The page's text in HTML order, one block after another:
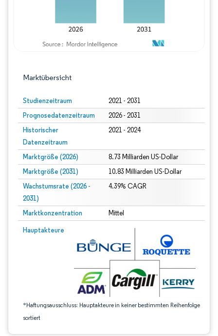
Marktübersicht
Studienzeitraum 2021 - 2031
Prognosedatenzeitraum 2026 - 2031
Historischer
Datenzeitraum
2021 - 2024
Marktgröße (2026) 8.73 Milliarden US-Dollar
Marktgröße (2031) 10.83 Milliarden US-Dollar
Wachstumsrate (2026 -
2031)
4.39% CAGR
Marktkonzentration Mittel
Hauptakteure
*Haftungsausschluss: Hauptakteure in keiner bestimmten Reihenfolge
sortiert
Bild © Mordor Intelligence. Wiederverwendung erfordert Namensnennung